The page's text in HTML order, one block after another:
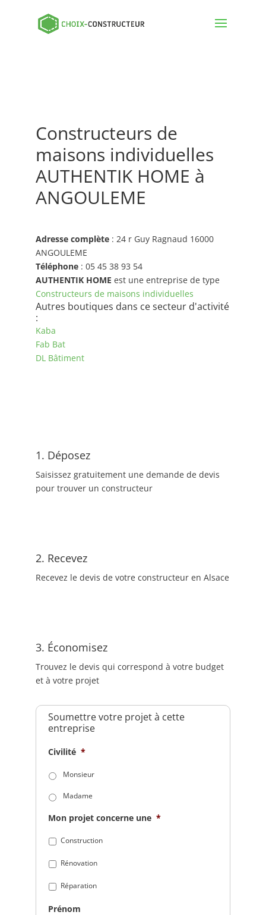
Constructeurs de
maisons individuelles
AUTHENTIK HOME à
ANGOULEME
Adresse complète: 24 r Guy Ragnaud 16000
ANGOULEME
Téléphone: 05 45 38 93 54
AUTHENTIK HOME est une entreprise de type
Constructeurs de maisons individuelles
Autres boutiques dans ce secteur d'activité
:
Kaba
Fab Bat
DL Bâtiment
1. Déposez
Saisissez gratuitement une demande de devis
pour trouver un constructeur
2. Recevez
Recevez le devis de votre constructeur en Alsace
3. Économisez
Trouvez le devis qui correspond à votre budget
et à votre projet
Soumettre votre projet à cette
entreprise
Civilité *
Monsieur
Madame
Mon projet concerne une *
Construction
Rénovation
Réparation
Prénom